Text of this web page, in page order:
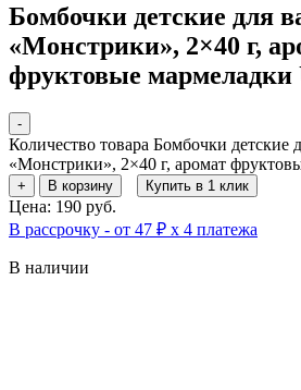
Бомбочки детские для
«Монстрики», 2×40 г,
фруктовые мармеладки
-
Количество товара Бомбочки детские
«Монстрики», 2×40 г, аромат
+ В корзину Купить в 1 клик
Цена: 190 руб.
В рассрочку - от 47 ₽ х 4 платежа
В наличии